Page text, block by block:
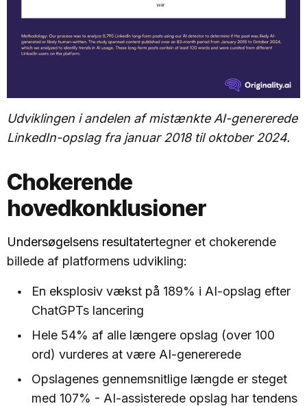
Udviklingen i andelen af mistænkte AI-genererede
LinkedIn-opslag fra januar 2018 til oktober 2024.
Chokerende
hovedkonklusioner
Undersøgelsens resultatertegner et chokerende
billede af platformens udvikling:
En eksplosiv vækst på 189% i AI-opslag efter
ChatGPTs lancering
Hele 54% af alle længere opslag (over 100
ord) vurderes at være AI-genererede
Opslagenes gennemsnitlige længde er steget
med 107% - AI-assisterede opslag har tendens